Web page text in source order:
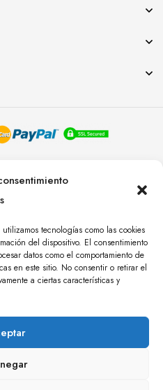
tecnologías como las cookies
del dispositivo. El consentimiento
datos como el comportamiento de
en este sitio. No consentir o retirar el
a ciertas características y
DE COMUNICACIÓN
TRES.